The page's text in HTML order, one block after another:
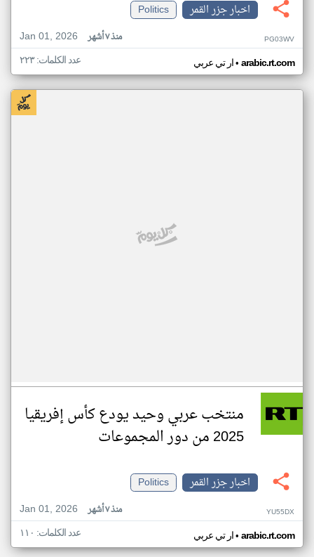
اخبار جزر القمر
Politics
Jan 01, 2026
منذ ٧ أشهر PG03WV
ار تي عربي• arabic.rt.com عدد الكلمات: ٢٢٣
منتخب عربي وحيد يودع كأس إفريقيا
2025 من دور المجموعات
اخبار جزر القمر
Politics
Jan 01, 2026
منذ ٧ أشهر YU55DX
ار تي عربي• arabic.rt.com عدد الكلمات: ١١٠